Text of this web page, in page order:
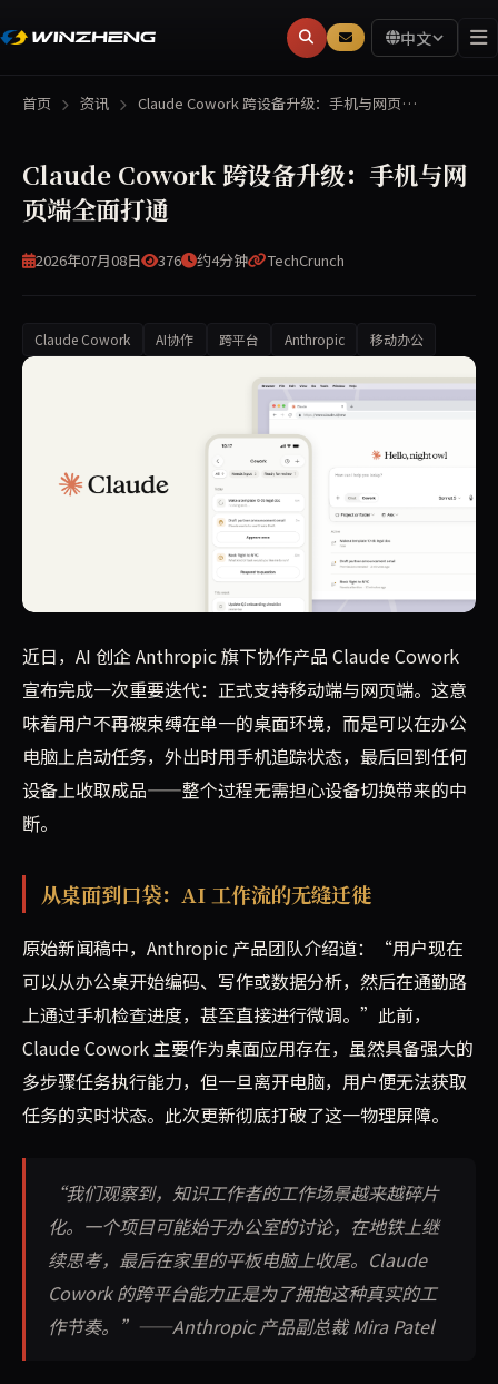
中文
首页 资讯 Claude Cowork 跨设备升级：手机与网页…
Claude Cowork 跨设备升级：手机与网
页端全面打通
2026年07月08日 376 约4分钟 TechCrunch
Claude Cowork AI协作 跨平台 Anthropic 移动办公
Anthropic 旗下的 AI 协作工具 Claude Cowork 近日迎来重
近日，AI 创企 Anthropic 旗下协作产品 Claude Cowork
宣布完成一次重要迭代：正式支持移动端与网页端。这意
味着用户不再被束缚在单一的桌面环境，而是可以在办公
电脑上启动任务，外出时用手机追踪状态，最后回到任何
设备上收取成品——整个过程无需担心设备切换带来的中
断。
从桌面到口袋：AI 工作流的无缝迁徙
原始新闻稿中，Anthropic 产品团队介绍道：“用户现在
可以从办公桌开始编码、写作或数据分析，然后在通勤路
上通过手机检查进度，甚至直接进行微调。”此前，
Claude Cowork 主要作为桌面应用存在，虽然具备强大的
多步骤任务执行能力，但一旦离开电脑，用户便无法获取
任务的实时状态。此次更新彻底打破了这一物理屏障。
“我们观察到，知识工作者的工作场景越来越碎片
化。一个项目可能始于办公室的讨论，在地铁上继
续思考，最后在家里的平板电脑上收尾。Claude
Cowork 的跨平台能力正是为了拥抱这种真实的工
作节奏。”——Anthropic 产品副总裁 Mira Patel